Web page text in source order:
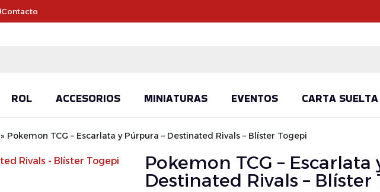
Contacto
ROL ACCESORIOS MINIATURAS EVENTOS CARTA SUELTA
» Pokemon TCG – Escarlata y Púrpura – Destinated Rivals – Blíster Togepi
Pokemon TCG – Escarlata
Destinated Rivals – Blíster